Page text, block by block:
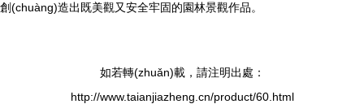
創(chuàng)造出既美觀又安全牢固的園林景觀作品。
如若轉(zhuǎn)載，請注明出處：
http://www.taianjiazheng.cn/product/60.html